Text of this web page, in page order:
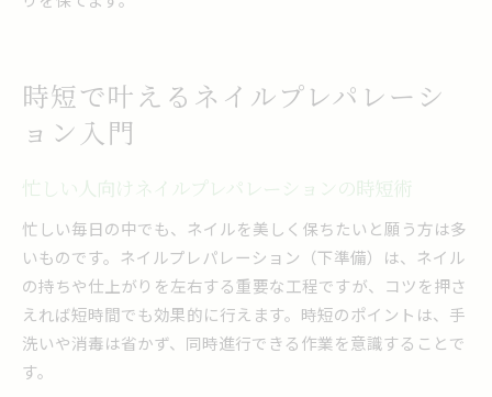
時短で叶えるネイルプレパレーシ
ョン入門
忙しい人向けネイルプレパレーションの時短術
忙しい毎日の中でも、ネイルを美しく保ちたいと願う方は多
いものです。ネイルプレパレーション（下準備）は、ネイル
の持ちや仕上がりを左右する重要な工程ですが、コツを押さ
えれば短時間でも効果的に行えます。時短のポイントは、手
洗いや消毒は省かず、同時進行できる作業を意識することで
す。